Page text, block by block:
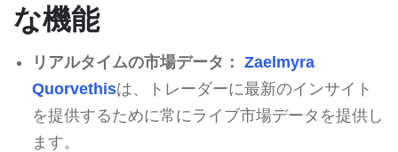
な機能
リアルタイムの市場データ： Zaelmyra
Quorvethisは、トレーダーに最新のインサイト
を提供するために常にライブ市場データを提供し
ます。